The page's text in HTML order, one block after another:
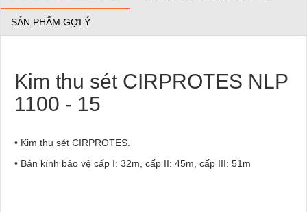
SẢN PHẨM GỢI Ý
Kim thu sét CIRPROTES NLP
1100 - 15
• Kim thu sét CIRPROTES.
• Bán kính bảo vệ cấp I: 32m, cấp II: 45m, cấp III: 51m